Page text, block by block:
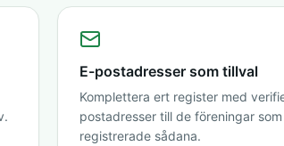
E-postadresser som tillval
Komplettera ert register med
postadresser till de föreningar
registrerade sådana.